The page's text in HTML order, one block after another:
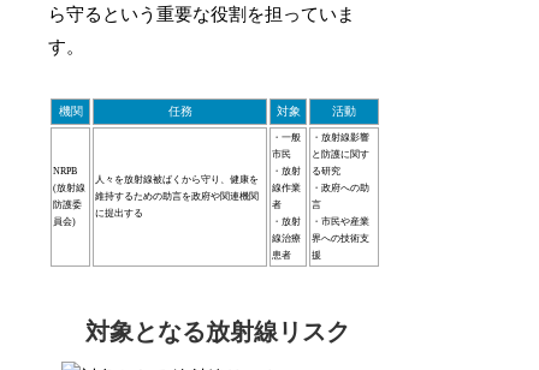
ら守るという重要な役割を担っていま
す。
機関 任務 対象 活動
NRPB
(放射線
防護委
員会)
人々を放射線被ばくから守り、健康を
維持するための助言を政府や関連機関
に提出する
・一般
市民
・放射
線作業
者
・放射
線治療
患者
・放射線影響
と防護に関す
る研究
・政府への助
言
・市民や産業
界への技術支
援
対象となる放射線リスク